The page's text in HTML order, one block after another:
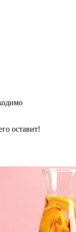
оставит!